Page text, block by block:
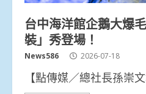
台中海洋館企鵝大爆
裝」秀登場！
News586 2026-07-18
【點傳媒／總社長孫崇